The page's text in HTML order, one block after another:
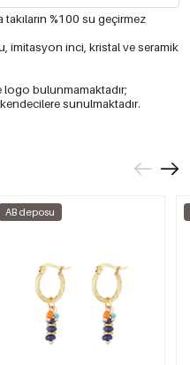
%100 su geçirmez
imitasyon inci, kristal ve seramik
logo bulunmamaktadır;
sunulmaktadır.
AB deposu